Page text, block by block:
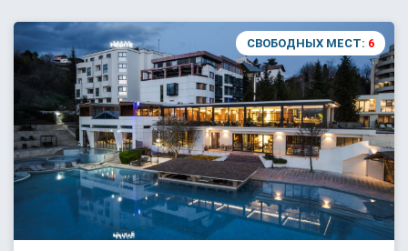
СВОБОДНЫХ МЕСТ: 6